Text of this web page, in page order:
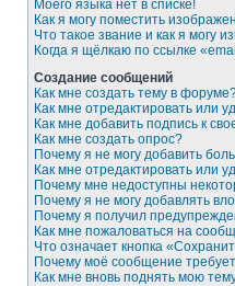
Моего языка нет в списке!
Как я могу поместить
Что такое звание и как я могу
Когда я щёлкаю по ссылке
Создание сообщений
Как мне создать тему в
Как мне отредактировать или
Как мне добавить подпись к
Как мне создать опрос?
Почему я не могу добавить
Как мне отредактировать или
Почему мне недоступны
Почему я не могу добавлять
Почему я получил
Как мне пожаловаться на
Что означает кнопка
Почему моё сообщение
Как мне вновь поднять мою